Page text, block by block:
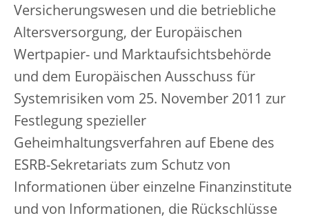
Versicherungswesen und die betriebliche
Altersversorgung, der Europäischen
Wertpapier- und Marktaufsichtsbehörde
und dem Europäischen Ausschuss für
Systemrisiken vom 25. November 2011 zur
Festlegung spezieller
Geheimhaltungsverfahren auf Ebene des
ESRB-Sekretariats zum Schutz von
Informationen über einzelne Finanzinstitute
und von Informationen, die Rückschlüsse